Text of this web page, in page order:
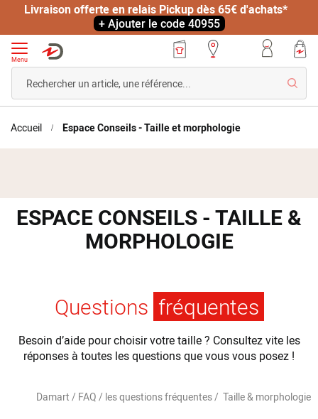
Livraison offerte en relais Pickup dès 65€ d'achats*
+ Ajouter le code 40955
Menu
Accueil Espace Conseils - Taille et morphologie
ESPACE CONSEILS - TAILLE &
MORPHOLOGIE
Questions fréquentes
Besoin d’aide pour choisir votre taille ? Consultez vite les
réponses à toutes les questions que vous vous posez !
Damart / FAQ / les questions fréquentes / Taille & morphologie